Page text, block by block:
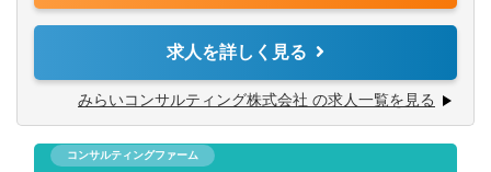
【求められる人物像】
弊社ＨＰもご覧いただいた上で、「人」「お客様」等、当
社の考え方に共感いただける方
地域に拠点を置くファミリービジネス企業から、IPOを目
指す成長企業まで、幅広い業種・企業規模のクライアント
がいます。
に考え、株式の承継のみならず、幅広い視点でお客様の成
求人を詳しく見る
みらいコンサルティング株式会社 の求人一覧を見る
コンサルティングファーム
栃木県
群馬県 埼玉県
千葉県
会計事務所・税理士法人
金融専門職